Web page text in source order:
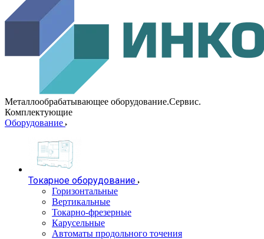
Металлообрабатывающее оборудование.Сервис.
Комплектующие
Оборудование
Токарное оборудование
Горизонтальные
Вертикальные
Токарно-фрезерные
Карусельные
Автоматы продольного точения